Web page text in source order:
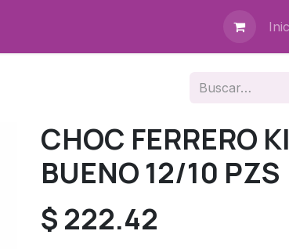
CHOC FERRERO
BUENO 12/10 PZS
$ 222.42